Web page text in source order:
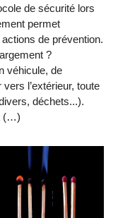
de sécurité lors
permet
de prévention.
?
véhicule, de
vers l’extérieur, toute
déchets...).
(…)